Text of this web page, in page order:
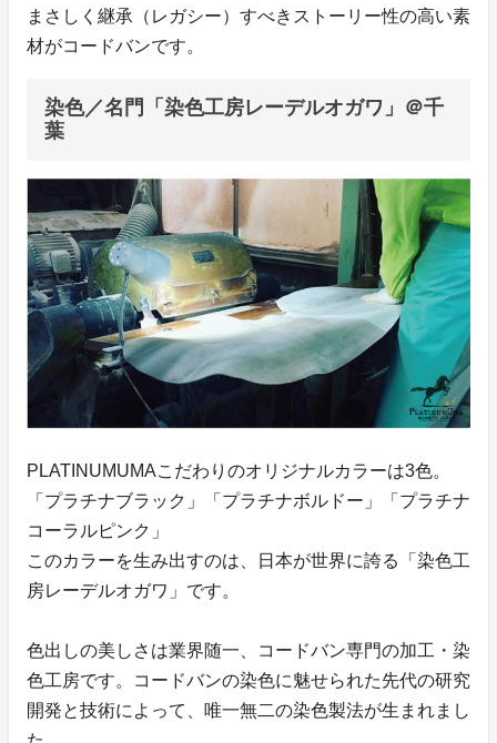
まさしく継承（レガシー）すべきストーリー性の高い素
材がコードバンです。
染色／名門「染色工房レーデルオガワ」＠千
葉
PLATINUMUMAこだわりのオリジナルカラーは3色。
「プラチナブラック」「プラチナボルドー」「プラチナ
コーラルピンク」
このカラーを生み出すのは、日本が世界に誇る「染色工
房レーデルオガワ」です。
色出しの美しさは業界随一、コードバン専門の加工・染
色工房です。コードバンの染色に魅せられた先代の研究
開発と技術によって、唯一無二の染色製法が生まれまし